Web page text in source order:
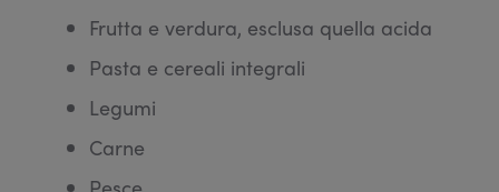
Frutta e verdura, esclusa quella acida
Pasta e cereali integrali
Legumi
Carne